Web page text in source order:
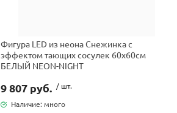
Фигура LED из неона Снежинка с
эффектом тающих сосулек 60x60см
БЕЛЫЙ NEON-NIGHT
9 807 руб. / шт.
Наличие: много